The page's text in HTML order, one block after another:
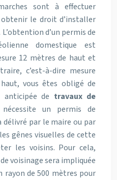
sont à effectuer
le droit d’installer
d’un permis de
domestique est
12 mètres de haut et
c’est-à-dire mesure
vous êtes obligé de
anticipée de travaux de
un permis de
délivré par le maire ou par
gênes visuelles de cette
les voisins. Pour cela,
voisinage sera impliquée
rayon de 500 mètres pour